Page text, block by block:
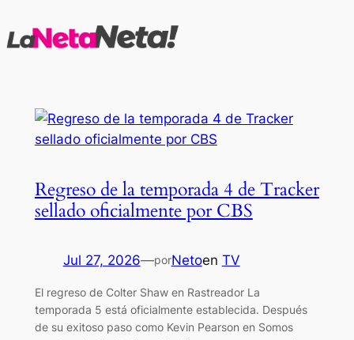
al
Regreso de la temporada 4 de Tracker
sellado oficialmente por CBS
Jul 27, 2026—porNetoen TV
El regreso de Colter Shaw en Rastreador La
temporada 5 está oficialmente establecida. Después
de su exitoso paso como Kevin Pearson en Somos